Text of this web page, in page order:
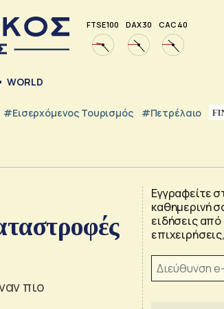
FTSE 100 DAX 30 CAC 40
WORLD
#εισερχόμενος Τουρισμός #Πετρέλαιο
πιο
Εγγραφείτε
καθημερινή
ειδήσεις από